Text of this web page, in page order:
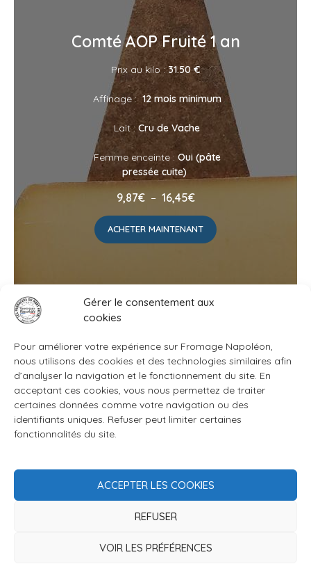
Gérer le consentement aux
cookies
Pour améliorer votre expérience sur Fromage Napoléon,
nous utilisons des cookies et des technologies similaires afin
d’analyser la navigation et le fonctionnement du site. En
acceptant ces cookies, vous nous permettez de traiter
certaines données comme votre navigation ou des
identifiants uniques. Refuser peut limiter certaines
fonctionnalités du site.
ACCEPTER LES COOKIES
REFUSER
VOIR LES PRÉFÉRENCES
Comté AOP Fruité 1 an
Prix au kilo :31.50 €
Affinage : 12 mois minimum
Lait : Cru de Vache
Femme enceinte : Oui (pâte
pressée cuite)
9,87€ – 16,45€Plage
prix :
9,87€
ACHETER MAINTENANT
Contact